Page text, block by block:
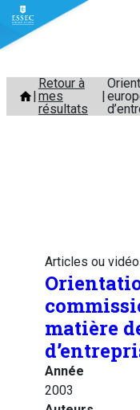
Aller
contenu
Retour à
mes
résultats
Articles ou
matière
Année
2003